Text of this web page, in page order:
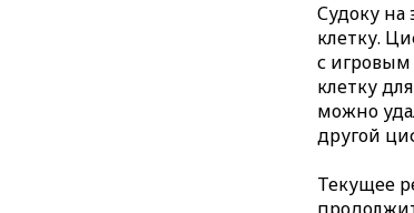
Судоку
клетку.
с
клетку
можно
другой
Текущее